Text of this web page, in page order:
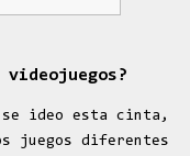
videojuegos?
ideo esta cinta,
juegos diferentes